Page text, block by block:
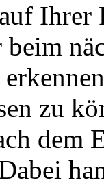
Ihrer
zu
dem